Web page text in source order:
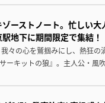
ーストノート。忙しい
地下に期間限定で集結！
々の心を鷲掴みにし、熱狂の
ーキットの狼』。主人公・風